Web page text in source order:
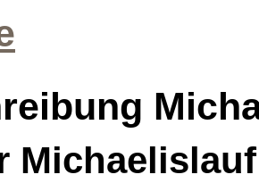
Michaelislauf